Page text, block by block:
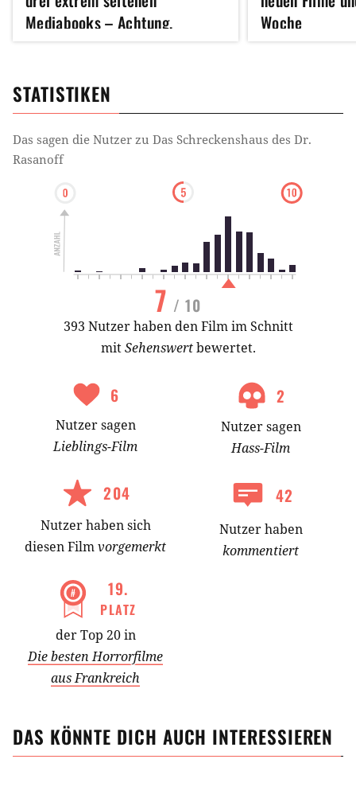
Mediabooks – Achtung,
Ohnmachts-Gefahr!
Woche
STATISTIKEN
Das sagen die Nutzer zu Das Schreckenshaus des Dr.
Rasanoff
7 / 10
393 Nutzer haben den Film im Schnitt
mitSehenswertbewertet.
6
Nutzersagen
Lieblings-Film
2
Nutzersagen
Hass-Film
204
Nutzerhabensich
diesen Filmvorgemerkt
42
Nutzer haben
kommentiert
19.
PLATZ
der Top 20 in
Die besten Horrorfilme
aus Frankreich
DAS KÖNNTE DICH AUCH INTERESSIEREN